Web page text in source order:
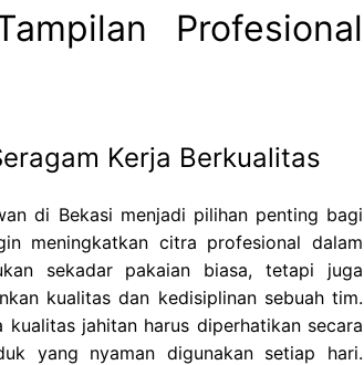
Profesional
Kerja Berkualitas
di Bekasi menjadi pilihan penting bagi
meningkatkan citra profesional dalam
sekadar pakaian biasa, tetapi juga
kualitas dan kedisiplinan sebuah tim.
kualitas jahitan harus diperhatikan secara
yang nyaman digunakan setiap hari.